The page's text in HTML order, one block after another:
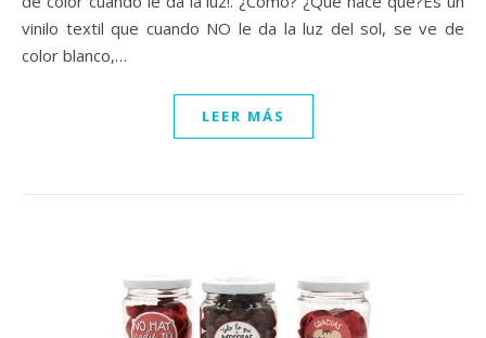
vinilo textil que cuando NO le da la luz del sol, se ve de
color blanco,…
LEER MÁS